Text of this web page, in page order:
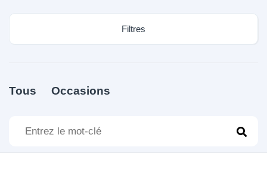
Filtres
Tous Occasions